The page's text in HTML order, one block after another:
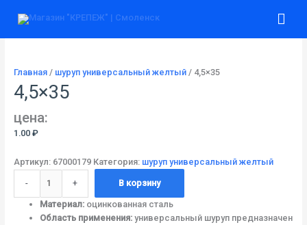
Главная/ шуруп универсальный желтый/ 4,5×35
4,5×35
цена:
1.00 ₽
Артикул: 67000179 Категория: шуруп универсальный желтый
-
товара
+ В корзину
Материал: оцинкованная сталь
Область применения: универсальный шуруп предназначен